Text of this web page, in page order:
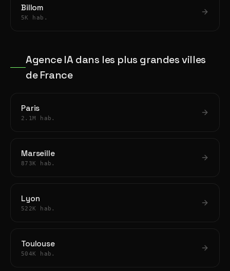
Billom
5K hab.
Agence IA dans les plus grandes villes
de France
Paris
2.1M hab.
Marseille
873K hab.
Lyon
522K hab.
Toulouse
504K hab.